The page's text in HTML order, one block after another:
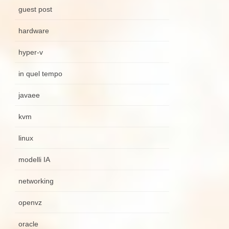
guest post
hardware
hyper-v
in quel tempo
javaee
kvm
linux
modelli IA
networking
openvz
oracle